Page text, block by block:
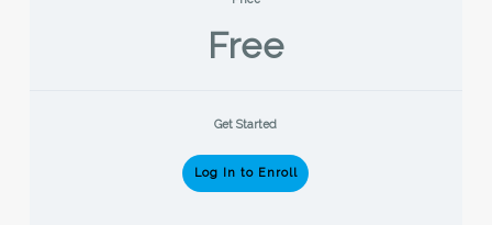
Free
Get Started
Log In to Enroll